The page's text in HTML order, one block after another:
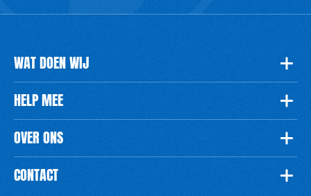
WAT DOEN WIJ
HELP MEE
OVER ONS
CONTACT